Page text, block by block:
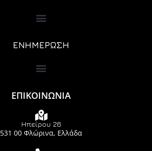
ΕΝΗΜΕΡΩΣΗ
ΕΠΙΚΟΙΝΩΝΙΑ
Ηπείρου 26
531 00 Φλώρινα, Ελλάδα